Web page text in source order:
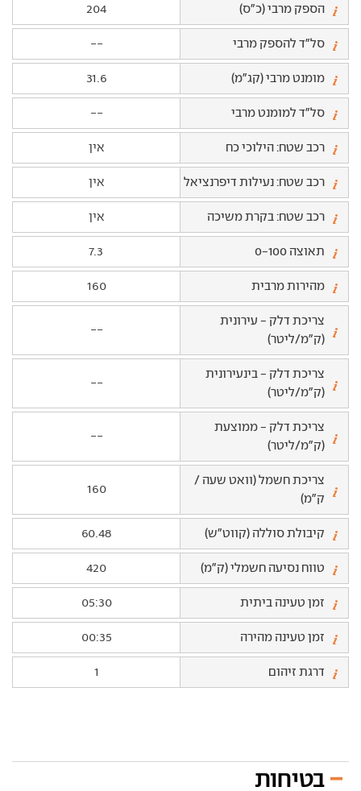
הספק מרבי (כ"ס) 204
סל"ד להספק מרבי --
מומנט מרבי (קג"מ) 31.6
סל"ד למומנט מרבי --
רכב שטח: הילוכי כח אין
רכב שטח: נעילות דיפרנציאל אין
רכב שטח: בקרת משיכה אין
תאוצה 0-100 7.3
מהירות מרבית 160
צריכת דלק - עירונית
(ק"מ/ליטר)
--
צריכת דלק - בינעירונית
(ק"מ/ליטר)
--
צריכת דלק - ממוצעת
(ק"מ/ליטר)
--
צריכת חשמל (וואט שעה /
ק"מ)
160
קיבולת סוללה (קווט"ש) 60.48
טווח נסיעה חשמלי (ק"מ) 420
זמן טעינה ביתית 05:30
זמן טעינה מהירה 00:35
דרגת זיהום 1
בטיחות